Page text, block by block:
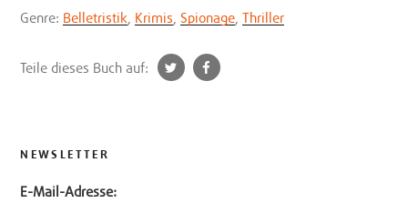
Genre: Belletristik Krimis Spionage ,Thriller
Teile dieses Buch auf:
t
NEWSLETTER
E-Mail-Adresse: